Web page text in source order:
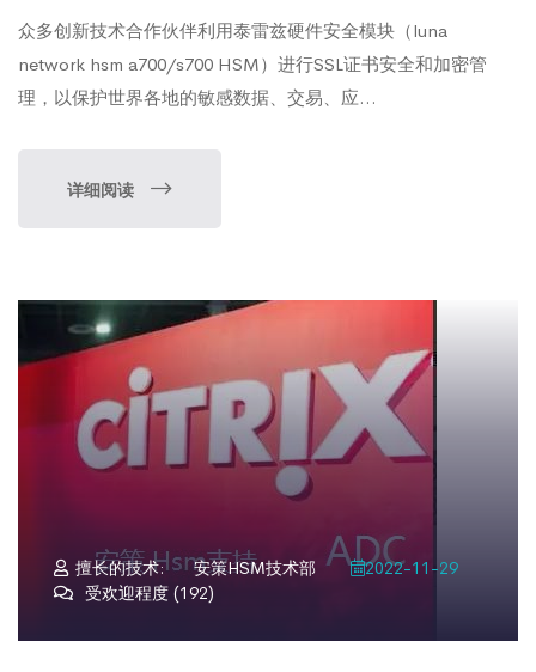
众多创新技术合作伙伴利用泰雷兹硬件安全模块（luna
network hsm a700/s700 HSM）进行SSL证书安全和加密管
理，以保护世界各地的敏感数据、交易、应...
详细阅读
擅长的技术: 安策HSM技术部
2022-11-29
受欢迎程度 (192)